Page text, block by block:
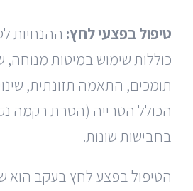
טיפול בפצעי לחץ: ההנחיות
כוללות שימוש במיטות
תומכים, התאמה תזונתית,
הכולל הטרייה (הסרת רקמה
בחבישות שונות.
הטיפול בפצע לחץ בעקב הוא